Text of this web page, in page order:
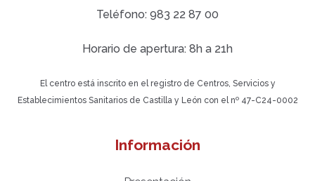
Teléfono: 983 22 87 00
Horario de apertura: 8h a 21h
El centro está inscrito en el registro de Centros, Servicios y
Establecimientos Sanitarios de Castilla y León con el nº 47-C24-0002
Información